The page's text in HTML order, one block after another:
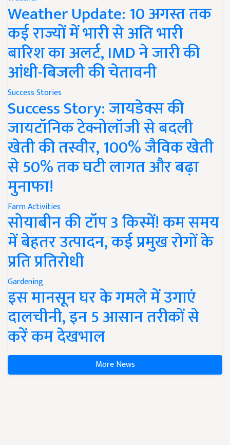
Weather Update: 10 अगस्त तक
कई राज्यों में भारी से अति भारी
बारिश का अलर्ट, IMD ने जारी की
आंधी-बिजली की चेतावनी
Success Stories
Success Story: जायडेक्स की
जायटॉनिक टेक्नोलॉजी से बदली
खेती की तस्वीर, 100% जैविक खेती
से 50% तक घटी लागत और बढ़ा
मुनाफा!
Farm Activities
सोयाबीन की टॉप 3 किस्में! कम समय
में बेहतर उत्पादन, कई प्रमुख रोगों के
प्रति प्रतिरोधी
Gardening
इस मानसून घर के गमले में उगाएं
दालचीनी, इन 5 आसान तरीकों से
करें कम देखभाल
More News